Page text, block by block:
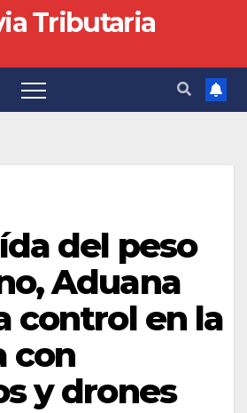
Tributaria
del peso
Aduana
control en la
con
y drones